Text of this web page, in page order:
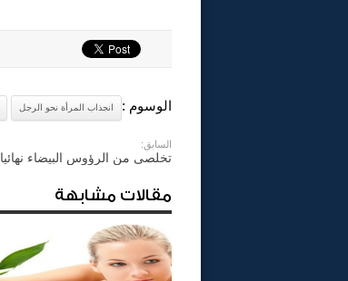
الوسوم : انجذاب المرأة نحو الرجل
السابق:
تخلصى من الرؤوس البيضاء نهائيا
مقالات مشابهة